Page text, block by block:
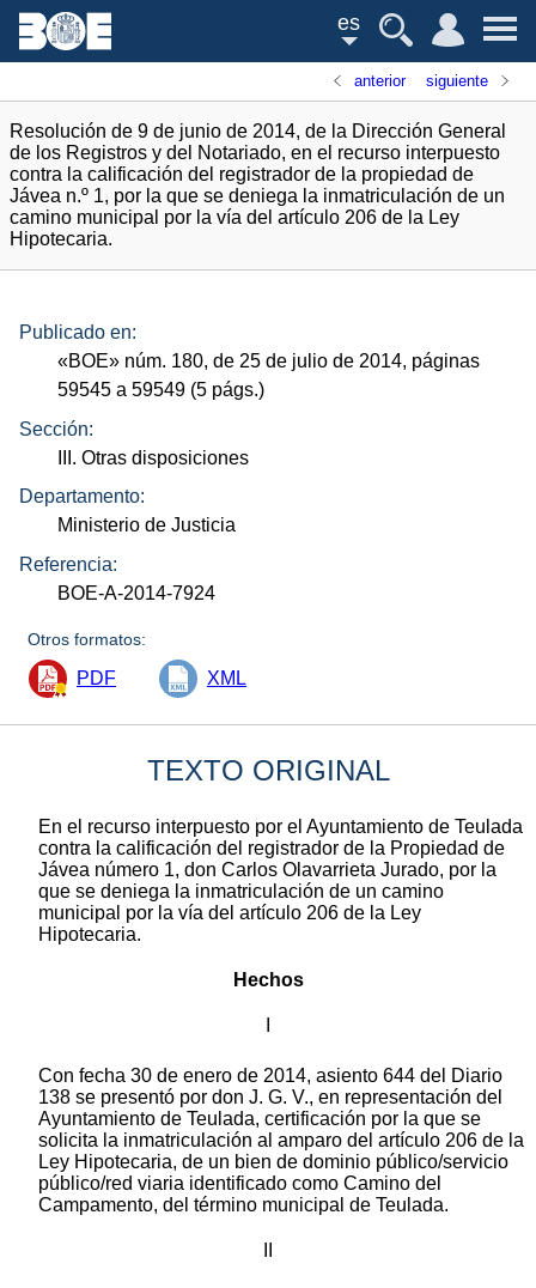
es
anterior siguiente
Resolución de 9 de junio de 2014, de la Dirección General
de los Registros y del Notariado, en el recurso interpuesto
contra la calificación del registrador de la propiedad de
Jávea n.º 1, por la que se deniega la inmatriculación de un
camino municipal por la vía del artículo 206 de la Ley
Hipotecaria.
Publicado en:
«BOE» núm. 180, de 25 de julio de 2014, páginas
59545 a 59549 (5 págs.)
Sección:
III. Otras disposiciones
Departamento:
Ministerio de Justicia
Referencia:
BOE-A-2014-7924
Otros formatos:
PDF XML
TEXTO ORIGINAL
En el recurso interpuesto por el Ayuntamiento de Teulada
contra la calificación del registrador de la Propiedad de
Jávea número 1, don Carlos Olavarrieta Jurado, por la
que se deniega la inmatriculación de un camino
municipal por la vía del artículo 206 de la Ley
Hipotecaria.
Hechos
Con fecha 30 de enero de 2014, asiento 644 del Diario
138 se presentó por don J. G. V., en representación del
Ayuntamiento de Teulada, certificación por la que se
solicita la inmatriculación al amparo del artículo 206 de la
Ley Hipotecaria, de un bien de dominio público/servicio
público/red viaria identificado como Camino del
Campamento, del término municipal de Teulada.